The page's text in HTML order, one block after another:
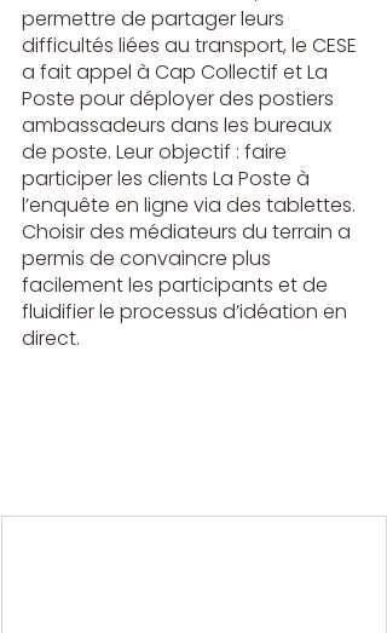
permettre de partager leurs
difficultés liées au transport, le CESE
a fait appel à Cap Collectif et La
Poste pour déployer des postiers
ambassadeurs dans les bureaux
de poste. Leur objectif : faire
participer les clients La Poste à
l’enquête en ligne via des tablettes.
Choisir des médiateurs du terrain a
permis de convaincre plus
facilement les participants et de
fluidifier le processus d’idéation en
direct.